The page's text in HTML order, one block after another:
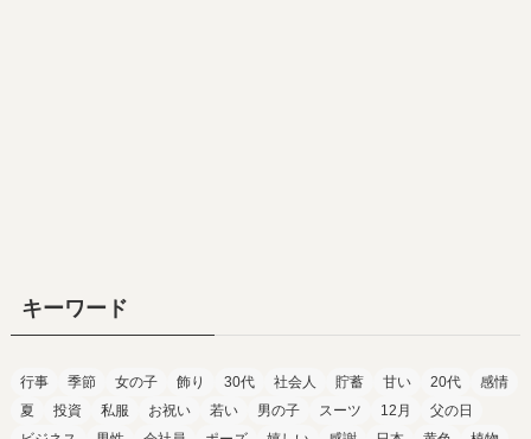
キーワード
行事 季節 女の子 飾り 30代 社会人 貯蓄 甘い 20代
感情
夏
投資 私服 お祝い 若い 男の子 スーツ 12月
父の日